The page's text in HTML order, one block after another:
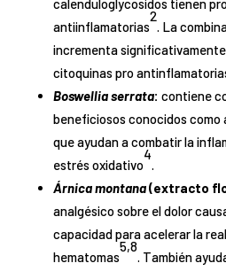
calenduloglycosidos tienen
antiinflamatorias
2
. La
incrementa
citoquinas pro
Boswellia serrata: contiene
beneficiosos conocidos como
que ayudan a combatir la
estrés oxidativo
4
.
Árnica montana(extracto
analgésico sobre el dolor
capacidad para acelerar la
hematomas
5,8
. También